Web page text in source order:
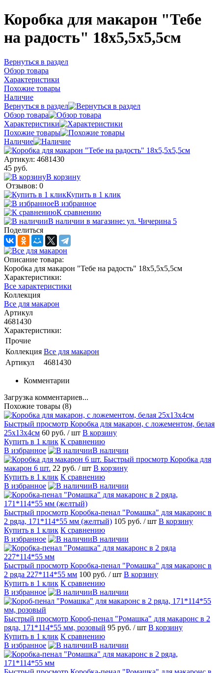
Коробка для макарон "Тебе
на радость" 18х5,5х5,5см
Вернуться в раздел
Обзор товара
Характеристики
Похожие товары
Наличие
Вернуться в раздел
Обзор товара
Характеристики
Похожие товары
Наличие
Артикул: 4681430
45 руб.
В корзину
Отзывов: 0
Купить в 1 клик
В избранное
К сравнению
В наличии в магазине: ул. Чичерина 5
Поделиться
Описание товара:
Коробка для макарон "Тебе на радость" 18х5,5х5,5см
Характеристики:
Все характеристики
Коллекция
Все для макарон
Артикул
4681430
Характеристики:
Прочие
Коллекция Все для макарон
Артикул
4681430
Комментарии
Загрузка комментариев...
Похожие товары (8)
Быстрый просмотр Коробка для макарон, с ложементом, белая
25х13х4см 60 руб. / шт В корзину
Купить в 1 клик К сравнению
В избранное
В наличии
Быстрый просмотр Коробка для
макарон 6 шт. 22 руб. / шт В корзину
Купить в 1 клик К сравнению
В избранное
В наличии
Быстрый просмотр Коробка-пенал "Ромашка" для макаронс в
2 ряда, 171*114*55 мм (желтый) 105 руб. / шт В корзину
Купить в 1 клик К сравнению
В избранное
В наличии
Быстрый просмотр Коробка-пенал "Ромашка" для макаронс в
2 ряда 227*114*55 мм 100 руб. / шт В корзину
Купить в 1 клик К сравнению
В избранное
В наличии
Быстрый просмотр Короб-пенал "Ромашка" для макаронс в 2
ряда, 171*114*55 мм, розовый 95 руб. / шт В корзину
Купить в 1 клик К сравнению
В избранное
В наличии